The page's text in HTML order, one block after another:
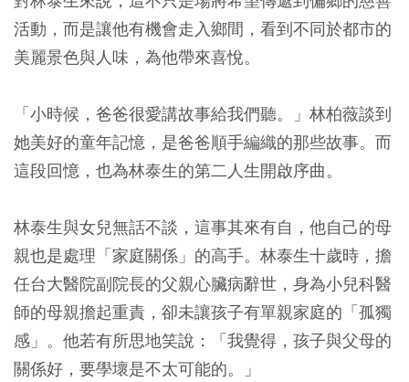
活動，而是讓他有機會走入鄉間，看到不同於都市的
美麗景色與人味，為他帶來喜悅。
「小時候，爸爸很愛講故事給我們聽。」林柏薇談到
她美好的童年記憶，是爸爸順手編織的那些故事。而
這段回憶，也為林泰生的第二人生開啟序曲。
林泰生與女兒無話不談，這事其來有自，他自己的母
親也是處理「家庭關係」的高手。林泰生十歲時，擔
任台大醫院副院長的父親心臟病辭世，身為小兒科醫
師的母親擔起重責，卻未讓孩子有單親家庭的「孤獨
感」。他若有所思地笑說：「我覺得，孩子與父母的
關係好，要學壞是不太可能的。」